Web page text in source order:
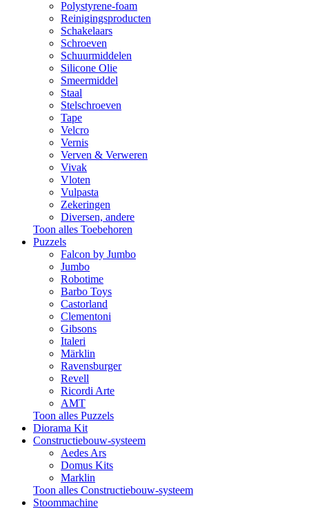
Polystyrene-foam
Reinigingsproducten
Schakelaars
Schroeven
Schuurmiddelen
Silicone Olie
Smeermiddel
Staal
Stelschroeven
Tape
Velcro
Vernis
Verven & Verweren
Vivak
Vloten
Vulpasta
Zekeringen
Diversen, andere
Toon alles Toebehoren
Puzzels
Falcon by Jumbo
Jumbo
Robotime
Barbo Toys
Castorland
Clementoni
Gibsons
Italeri
Märklin
Ravensburger
Revell
Ricordi Arte
AMT
Toon alles Puzzels
Diorama Kit
Constructiebouw-systeem
Aedes Ars
Domus Kits
Marklin
Toon alles Constructiebouw-systeem
Stoommachine